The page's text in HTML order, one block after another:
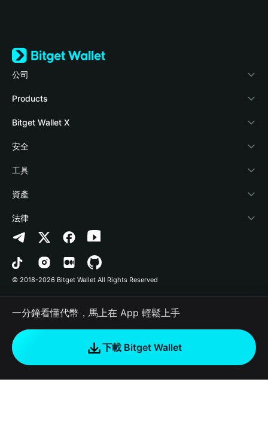
公司
關於 Bitget Wallet
部落格
學院
加密資訊
幫助中心
‌聯繫我們
品牌資源
工作機會
Products
Crypto Card
Stablecoin Earn
Payfi Crypto
Crypto Swap API
Altcoin Season Index
Prediction Markets
DApp
RWA
如何購買加密貨幣
Bitget Wallet X
開發者文件
連接錢包
Bitget Wallet Pay
合作上架
安全
風險保障基金
安全防護技術
工具
快捷買幣
授權檢測
合約檢測
批次轉帳
資產
Arbitrum
Avalanche
Bitcoin
Polygon
法律
隱私協議
用戶使用協議
© 2018-2026 Bitget Wallet All Rights Reserved
一分鐘看懂代幣，馬上在 App 輕鬆上手
下載 Bitget Wallet